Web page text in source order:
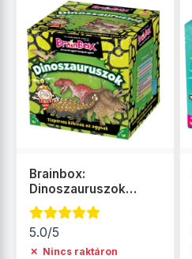
Brainbox:
Dinoszauruszok
társasjáték
5.0/5
✗ Nincs raktáron